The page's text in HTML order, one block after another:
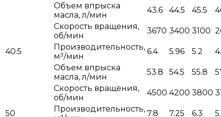
Объем впрыска
масла, л/мин
43.6 44.5 45.5
40.5
Скорость вращения,
об/мин
3670 3400 3100
Производительность,
м³/мин
6.4 5.96 5.2
Объем впрыска
масла, л/мин
53.8 54.5 55.8
50
Скорость вращения,
об/мин
4500 4200 3800
Производительность, 7.8 7.25 6.3